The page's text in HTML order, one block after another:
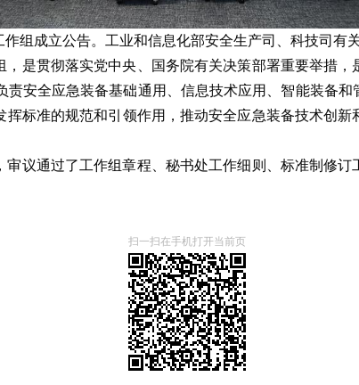
组成立公告。工业和信息化部安全生产司、科技司有
是贯彻落实党中央、国务院有关决策部署重要举措
责安全应急装备基础通用、信息技术应用、智能装备
标准的规范和引领作用，推动安全应急装备技术创
议通过了工作组章程、秘书处工作细则、标准制修
扫一扫在手机打开当前页